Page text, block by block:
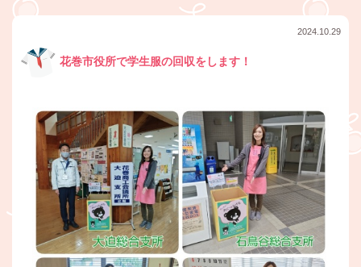
2024.10.29
花巻市役所で学生服の回収をします！